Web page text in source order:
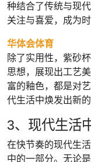
种结合了传统与现
关注与喜爱，成为
华体会体育
除了实用性，紫砂
思想，展现出工艺
富的釉色，都是对
代生活中焕发出新的
3、现代生活
在快节奏的现代生
中的一部分。无论